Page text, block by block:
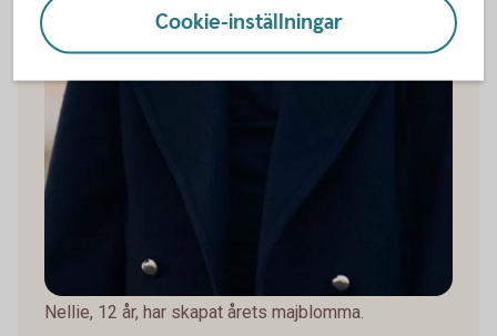
Nellie, 12 år, har skapat årets majblomma.
Cookie-inställningar